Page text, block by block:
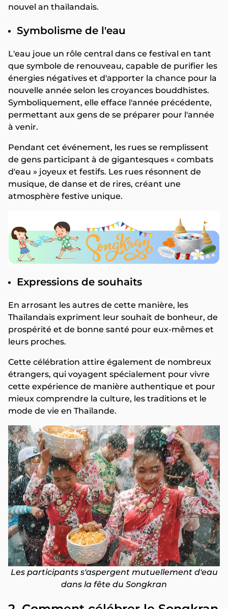
nouvel an thaïlandais.
Symbolisme de l'eau
L'eau joue un rôle central dans ce festival en tant
que symbole de renouveau, capable de purifier les
énergies négatives et d'apporter la chance pour la
nouvelle année selon les croyances bouddhistes.
Symboliquement, elle efface l'année précédente,
permettant aux gens de se préparer pour l'année
à venir.
Pendant cet événement, les rues se remplissent
de gens participant à de gigantesques « combats
d'eau » joyeux et festifs. Les rues résonnent de
musique, de danse et de rires, créant une
atmosphère festive unique.
Expressions de souhaits
En arrosant les autres de cette manière, les
Thaïlandais expriment leur souhait de bonheur, de
prospérité et de bonne santé pour eux-mêmes et
leurs proches.
Cette célébration attire également de nombreux
étrangers, qui voyagent spécialement pour vivre
cette expérience de manière authentique et pour
mieux comprendre la culture, les traditions et le
mode de vie en Thaïlande.
Les participants s'aspergent mutuellement d'eau
dans la fête du Songkran